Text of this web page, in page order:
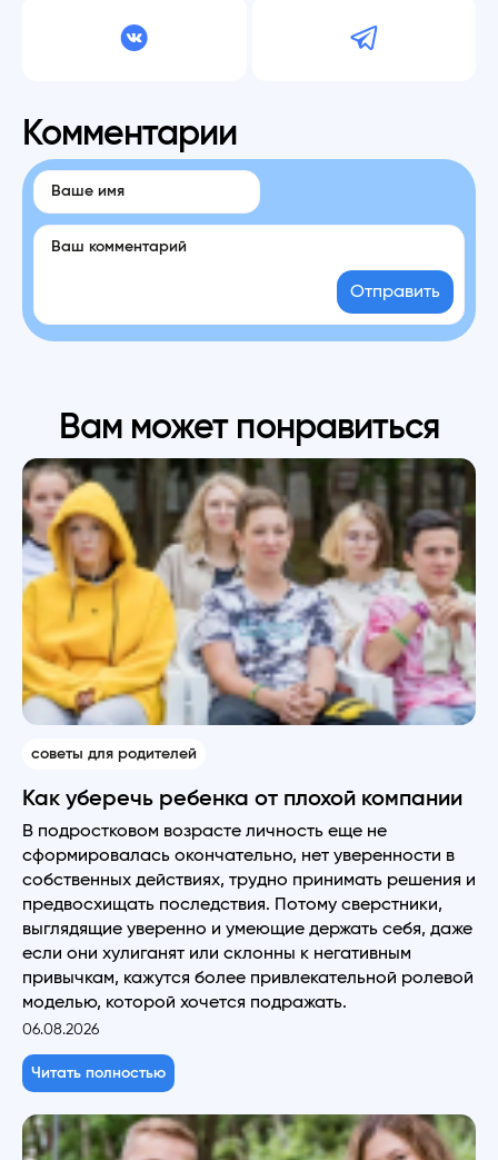
Комментарии
Отправить
Вам может понравиться
советы для родителей
Как уберечь ребенка от плохой компании
В подростковом возрасте личность еще не
сформировалась окончательно, нет уверенности в
собственных действиях, трудно принимать решения и
предвосхищать последствия. Потому сверстники,
выглядящие уверенно и умеющие держать себя, даже
если они хулиганят или склонны к негативным
привычкам, кажутся более привлекательной ролевой
моделью, которой хочется подражать.
06.08.2026
Читать полностью